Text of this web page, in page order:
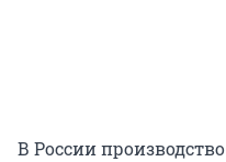
В России